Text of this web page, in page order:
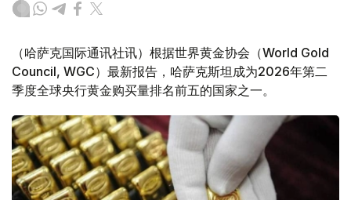
（哈萨克国际通讯社讯）根据世界黄金协会（World Gold
Council, WGC）最新报告，哈萨克斯坦成为2026年第二
季度全球央行黄金购买量排名前五的国家之一。